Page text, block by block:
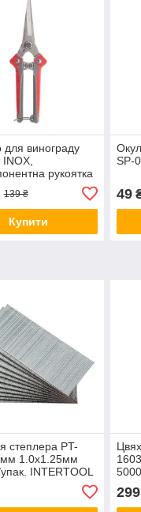
для винограду
рукоятка
139 ₴
Купити
SP-
49
степлера PT-
1.0х1.25мм
INTERTOOL
299